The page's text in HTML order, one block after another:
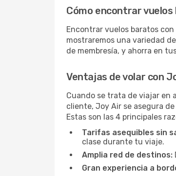
Cómo encontrar
Encontrar vuelos baratos
mostraremos una variedad
de membresía, y ahorra en
Ventajas de volar con
Cuando se trata de viajar en
cliente, Joy Air se asegura
Estas son las 4 principales
Tarifas asequibles sin
clase durante tu viaje.
Amplia red de destinos:
Gran experiencia a